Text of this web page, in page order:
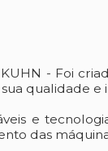
KUHN - Foi
qualidade e
e
das